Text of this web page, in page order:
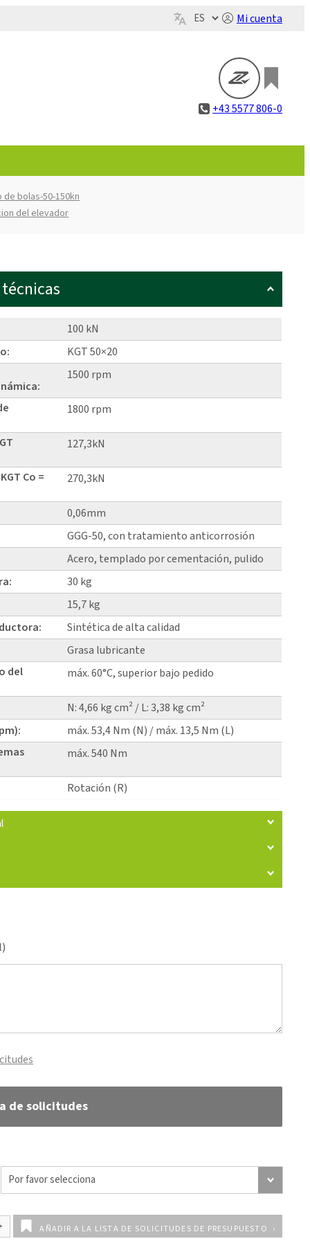
Mi cuenta
+43 5577 806-0
de bolas-50-150kn
del elevador
100 kN
KGT 50×20
1500 rpm
1800 rpm
127,3kN
Co =
270,3kN
0,06mm
GGG-50, con tratamiento anticorrosión
Acero, templado por cementación, pulido
30 kg
15,7 kg
Sintética de alta calidad
Grasa lubricante
del
máx. 60°C, superior bajo pedido
N: 4,66 kg cm² / L: 3,38 kg cm²
máx. 53,4 Nm (N) / máx. 13,5 Nm (L)
máx. 540 Nm
Rotación (R)
de solicitudes
AÑADIR A LA LISTA DE SOLICITUDES DE PRESUPUESTO